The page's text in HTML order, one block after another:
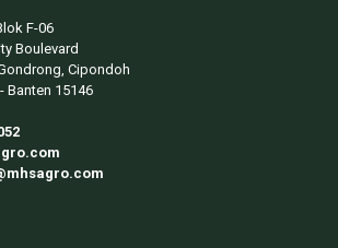
F-06
Boulevard
Cipondoh
Banten 15146